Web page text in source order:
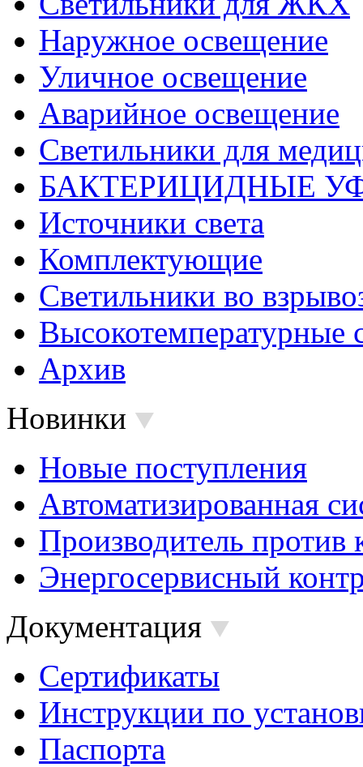
Наружное освещение
Уличное освещение
Аварийное освещение
Светильники для
БАКТЕРИЦИДНЫЕ
Источники света
Комплектующие
Светильники во
Высокотемпературные
Архив
Новинки
Новые поступления
Автоматизированная
Производитель против
Энергосервисный
Документация
Сертификаты
Инструкции по
Паспорта